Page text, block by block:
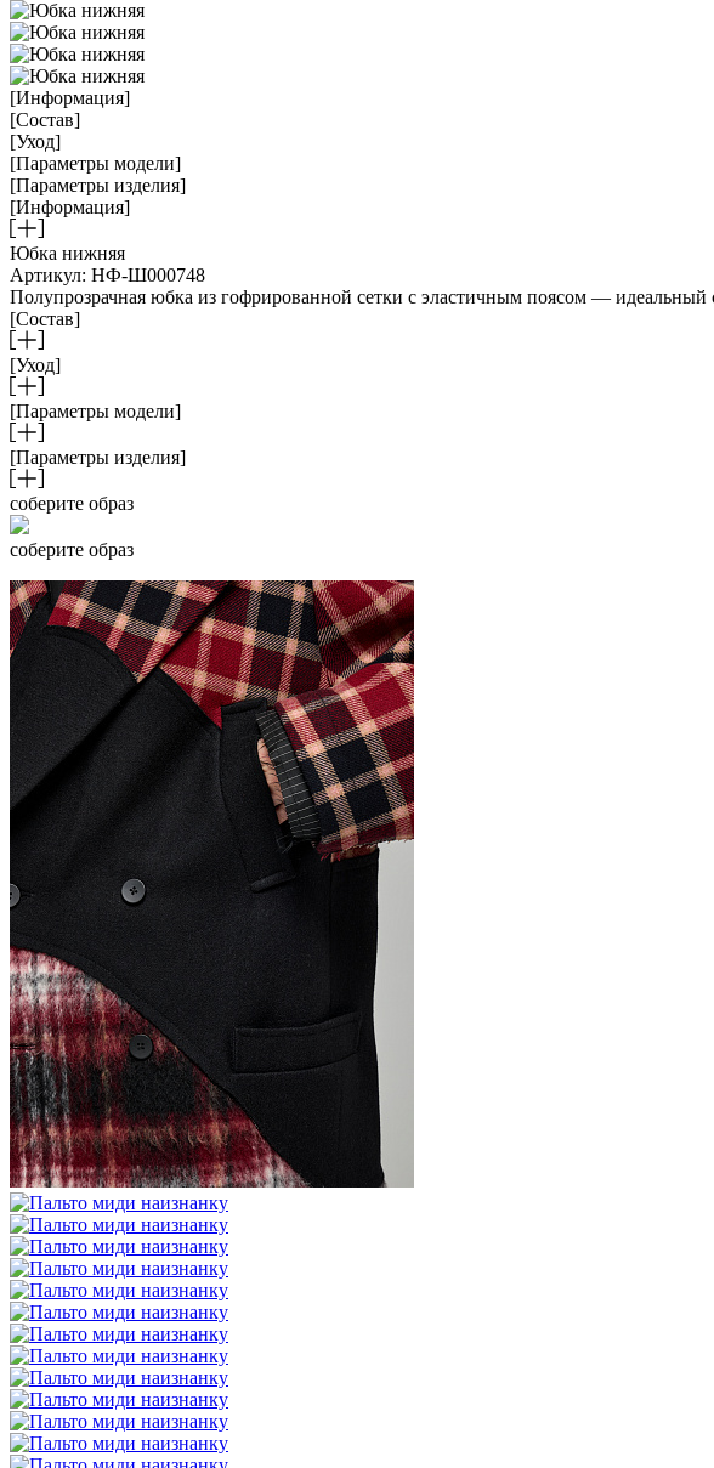
[Информация]
[Состав]
[Уход]
[Параметры модели]
[Параметры изделия]
[Информация]
Юбка нижняя
Артикул: НФ-Ш000748
Полупрозрачная юбка из гофрированной сетки с эластичным поясом — идеальный
[Состав]
[Уход]
[Параметры модели]
[Параметры изделия]
соберите образ
соберите образ